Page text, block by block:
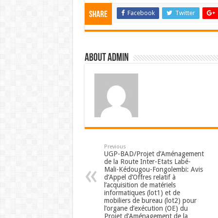
Share Facebook Twitter
About admin
Previous
UGP-BAD/Projet d’Aménagement
de la Route Inter-Etats Labé-
Mali-Kédougou-Fongolembi: Avis
d’Appel d’Offres relatif à
l’acquisition de matériels
informatiques (lot1) et de
mobiliers de bureau (lot2) pour
l’organe d’exécution (OE) du
Projet d’Aménagement de la